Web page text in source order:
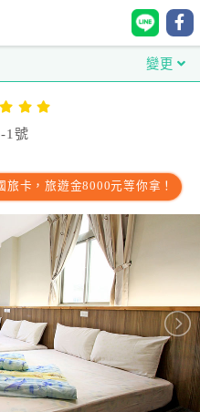
變更
1號
旅卡，旅遊金8000元等你拿！